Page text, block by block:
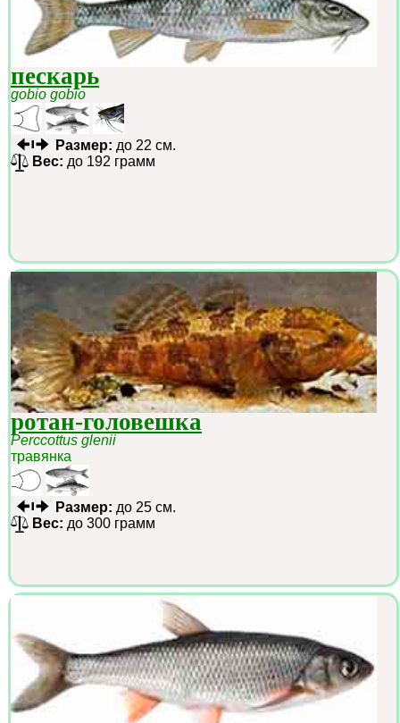
пескарь
gobio gobio
Размер: до 22 см.
Вес: до 192 грамм
ротан-головешка
Perccottus glenii
травянка
Размер: до 25 см.
Вес: до 300 грамм